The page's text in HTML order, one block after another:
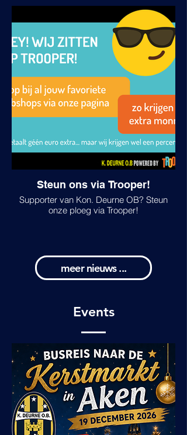
Steun ons via Trooper!
Supporter van Kon. Deurne OB? Steun
onze ploeg via Trooper!
meer nieuws ...
Events